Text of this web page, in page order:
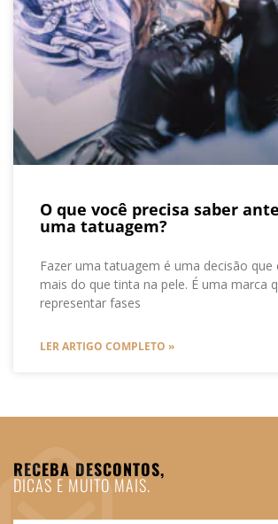
O que você precisa saber
uma tatuagem?
Fazer uma tatuagem é uma decisão que
mais do que tinta na pele. É uma marca
representar fases
LER ARTIGO COMPLETO »
RECEBA DESCONTOS,
DICAS E MUITO MAIS.